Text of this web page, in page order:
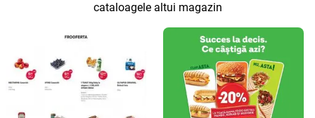
cataloagele altui magazin